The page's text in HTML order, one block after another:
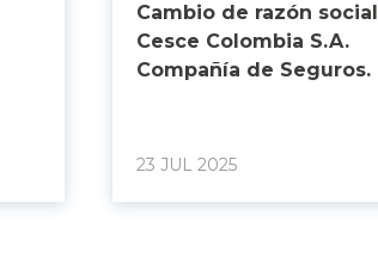
Cambio de razón social
Cesce Colombia S.A.
Compañía de Seguros.
23 JUL 2025